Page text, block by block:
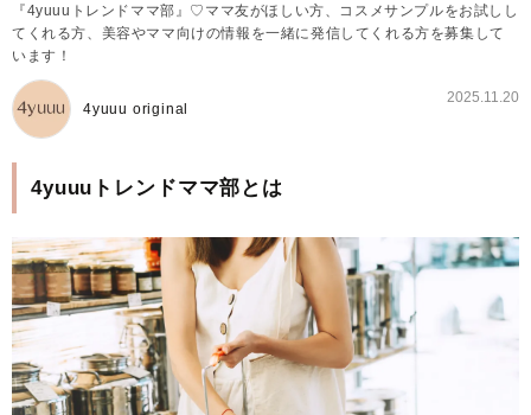
『4yuuuトレンドママ部』♡ママ友がほしい方、コスメサンプルをお試しし
てくれる方、美容やママ向けの情報を一緒に発信してくれる方を募集して
います！
4yuuu original
2025.11.20
4yuuuトレンドママ部とは